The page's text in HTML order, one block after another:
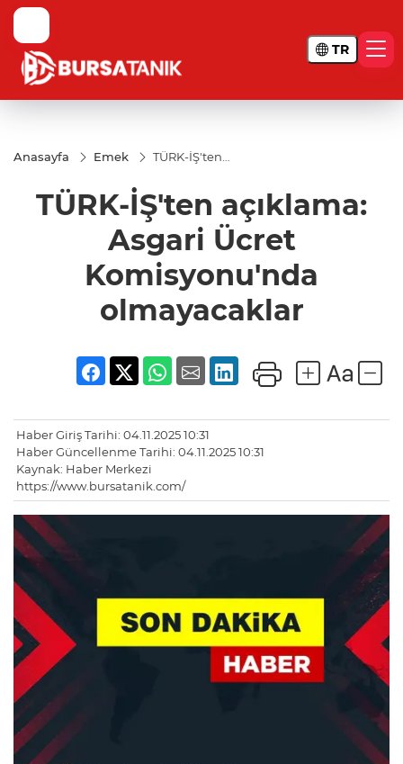
TR
Anasayfa Emek
TÜRK-İŞ'ten
Komisyonu'nda
olmayacaklar
TÜRK-İŞ'ten açıklama:
Asgari Ücret
Komisyonu'nda
olmayacaklar
Haber Giriş Tarihi: 04.11.2025 10:31
Haber Güncellenme Tarihi: 04.11.2025 10:31
Kaynak: Haber Merkezi
https://www.bursatanik.com/